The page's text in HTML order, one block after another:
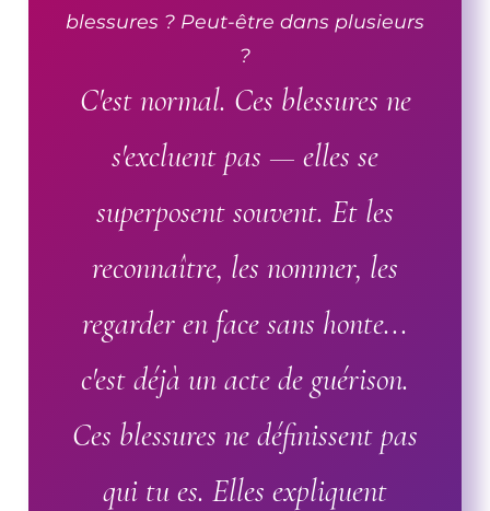
blessures ? Peut-être dans plusieurs
?
C'est normal. Ces blessures ne
s'excluent pas — elles se
superposent souvent. Et les
reconnaître, les nommer, les
regarder en face sans honte...
c'est déjà un acte de guérison.
Ces blessures ne définissent pas
qui tu es. Elles expliquent